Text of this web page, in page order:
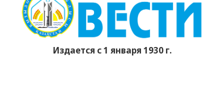
Издается с 1 января 1930 г.